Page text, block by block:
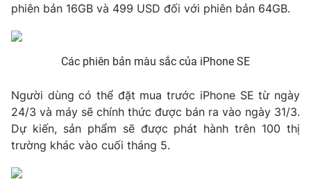
® Cấm sao chép dưới mọi hình thức nếu không có sự chấp
thuận bằng văn bản. Ghi rõ nguồn VTV.vn khi phát hành lại
thông tin từ website này.
phiên bản 16GB và 499 USD đối với phiên bản 64GB.
Các phiên bản màu sắc của iPhone SE
Người dùng có thể đặt mua trước iPhone SE từ ngày
24/3 và máy sẽ chính thức được bán ra vào ngày 31/3.
Dự kiến, sản phẩm sẽ được phát hành trên 100 thị
trường khác vào cuối tháng 5.